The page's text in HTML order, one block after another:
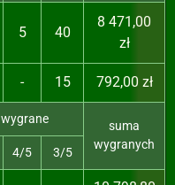
5 40
8 471,00
zł
- 15 792,00 zł
wygrane
suma
wygranych
4/5 3/5